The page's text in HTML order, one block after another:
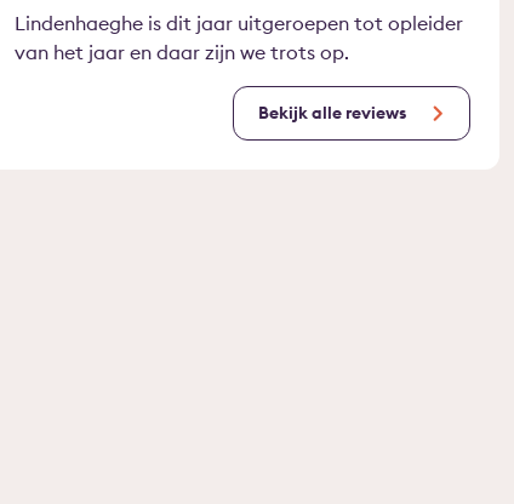
Lindenhaeghe is dit jaar uitgeroepen tot opleider
van het jaar en daar zijn we trots op.
Bekijk alle reviews